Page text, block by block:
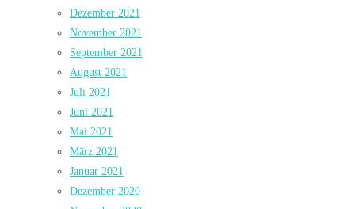
Dezember 2021
November 2021
September 2021
August 2021
Juli 2021
Juni 2021
Mai 2021
März 2021
Januar 2021
Dezember 2020